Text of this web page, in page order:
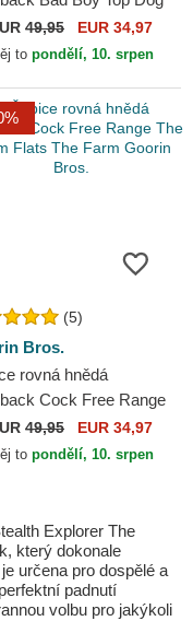
Farm Flats The Farm
Bros.
49,95 EUR 34,97
to pondělí, 10. srpen
(5)
Bros.
rovná hnědá
Cock Free Range
Farm Flats The Farm
Bros.
49,95 EUR 34,97
to pondělí, 10. srpen
Explorer The
který dokonale
určena pro dospělé a
padnutí
volbu pro jakýkoli